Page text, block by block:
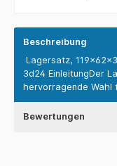
Beschreibung
Lagersatz,
3d24 EinleitungDer
hervorragende Wahl
Bewertungen